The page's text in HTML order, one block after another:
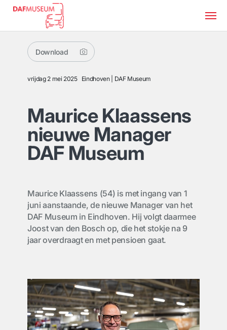
Download
vrijdag 2 mei 2025 Eindhoven DAF Museum
Maurice Klaassens
nieuwe Manager
DAF Museum
Maurice Klaassens (54) is met ingang van 1
juni aanstaande, de nieuwe Manager van het
DAF Museum in Eindhoven. Hij volgt daarmee
Joost van den Bosch op, die het stokje na 9
jaar overdraagt en met pensioen gaat.